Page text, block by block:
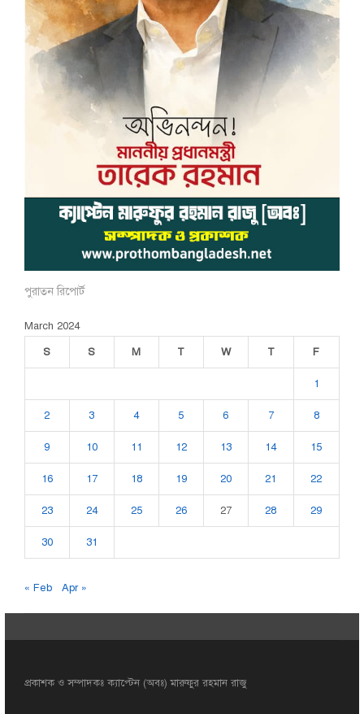
পুরাতন রিপোর্ট
March 2024
S
S M T W T F
1
2 3 4 5 6 7 8
9 10 11 12 13 14 15
16 17 18 19 20 21 22
23 24 25 26 27 28 29
30 31
« Feb Apr »
প্রকাশক ও সম্পাদকঃ ক্যাপ্টেন (অবঃ) মারুফুর রহমান রাজু